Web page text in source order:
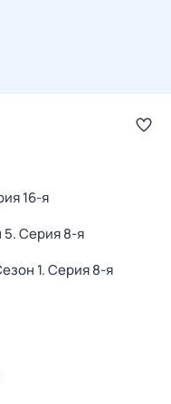
16-я
5. Серия 8-я
1. Серия 8-я